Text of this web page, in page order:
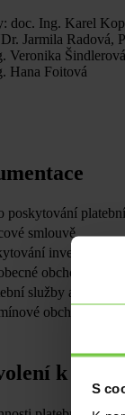
S
doc. Ing. Karel
Jarmila Radová,
Veronika Šindlerová
Hana Foitová
poskytování
smlouvě
investičních
obchodní
služby a Spotové
obchody
k